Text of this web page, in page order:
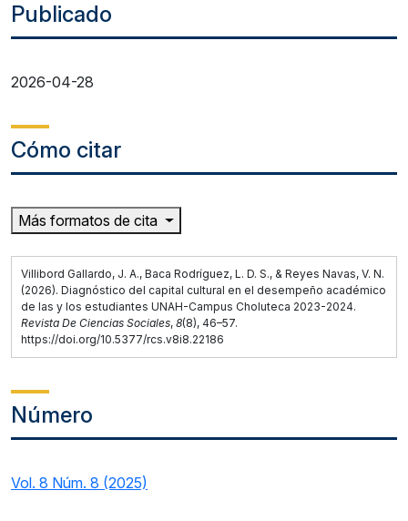
Publicado
2026-04-28
Cómo citar
Más formatos de cita
Villibord Gallardo, J. A., Baca Rodríguez, L. D. S., & Reyes Navas, V. N.
(2026). Diagnóstico del capital cultural en el desempeño académico
de las y los estudiantes UNAH-Campus Choluteca 2023-2024.
Revista De Ciencias Sociales, 8(8), 46–57.
https://doi.org/10.5377/rcs.v8i8.22186
Número
Vol. 8 Núm. 8 (2025)